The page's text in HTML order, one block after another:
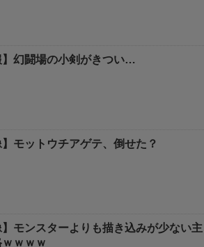
】幻闘場の小剣がきつい…
】モットウチアゲテ、倒せた？
】モンスターよりも描き込みが少ない主
ｗｗｗｗ